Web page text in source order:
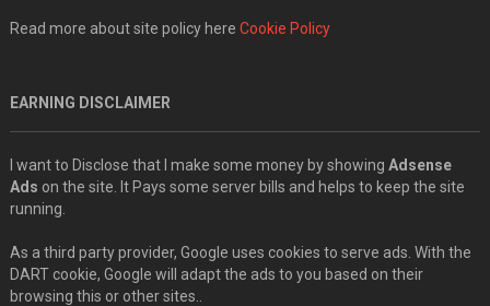
Read more about site policy here Cookie Policy
EARNING DISCLAIMER
I want to Disclose that I make some money by showing Adsense
Ads on the site. It Pays some server bills and helps to keep the site
running.
As a third party provider, Google uses cookies to serve ads. With the
DART cookie, Google will adapt the ads to you based on their
browsing this or other sites..